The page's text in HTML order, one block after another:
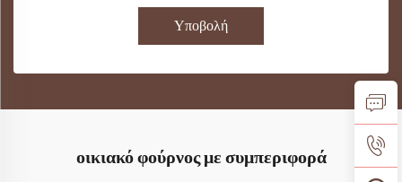
Υποβολή
οικιακό φούρνος με συμπεριφορά